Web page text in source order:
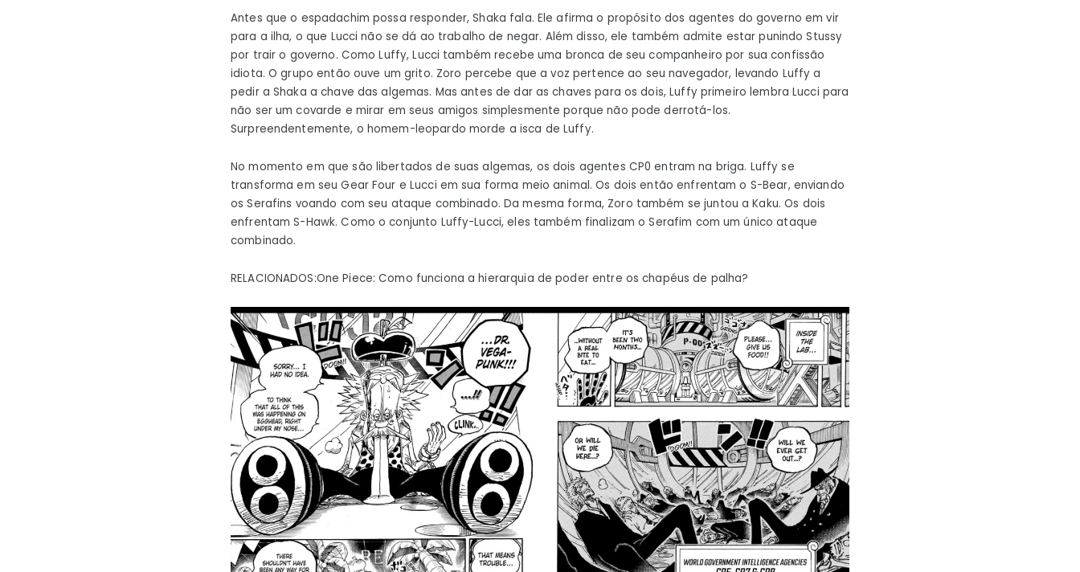
Antes que o espadachim possa responder, Shaka fala. Ele afirma o propósito dos agentes do governo em vir
para a ilha, o que Lucci não se dá ao trabalho de negar. Além disso, ele também admite estar punindo Stussy
por trair o governo. Como Luffy, Lucci também recebe uma bronca de seu companheiro por sua confissão
idiota. O grupo então ouve um grito. Zoro percebe que a voz pertence ao seu navegador, levando Luffy a
pedir a Shaka a chave das algemas. Mas antes de dar as chaves para os dois, Luffy primeiro lembra Lucci para
não ser um covarde e mirar em seus amigos simplesmente porque não pode derrotá-los.
Surpreendentemente, o homem-leopardo morde a isca de Luffy.
No momento em que são libertados de suas algemas, os dois agentes CP0 entram na briga. Luffy se
transforma em seu Gear Four e Lucci em sua forma meio animal. Os dois então enfrentam o S-Bear, enviando
os Serafins voando com seu ataque combinado. Da mesma forma, Zoro também se juntou a Kaku. Os dois
enfrentam S-Hawk. Como o conjunto Luffy-Lucci, eles também finalizam o Serafim com um único ataque
combinado.
RELACIONADOS:One Piece: Como funciona a hierarquia de poder entre os chapéus de palha?